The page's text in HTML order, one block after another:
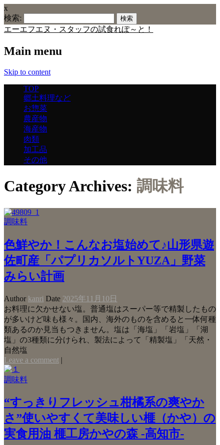
x
検索:
エーエフエヌ・スタッフの試食れぽ～と！
Main menu
Skip to content
TOP
郷土料理など
お惣菜
農産物
海産物
肉類
加工品
その他
Category Archives: 調味料
調味料
色鮮やか！こんなお塩始めて♪山形県遊
佐町産「パプリカソルトYUZA」野菜
みらい計画
Author kanri Date 2025年11月10日
お料理に欠かせない塩。普通塩はスーパー等で精製したもの
が多いけど味も様々。国内、海外のものを含めると一体何種
類あるのか見当もつきません。塩は「海塩」「岩塩」「湖
塩」の3種類に分けられ、製法によって「精製塩」「天然・
自然塩
Leave a comment |
調味料
“すっきりフレッシュ柑橘系の爽やか
さ”使いやすくて美味しい榧（かや）の
実食用油 榧工房かやの森 -高知市-